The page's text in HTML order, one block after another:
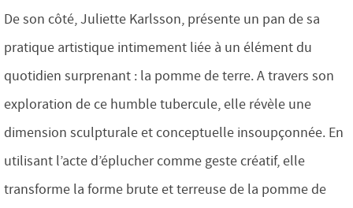
De son côté, Juliette Karlsson, présente un pan de sa
pratique artistique intimement liée à un élément du
quotidien surprenant : la pomme de terre. A travers son
exploration de ce humble tubercule, elle révèle une
dimension sculpturale et conceptuelle insoupçonnée. En
utilisant l’acte d’éplucher comme geste créatif, elle
transforme la forme brute et terreuse de la pomme de